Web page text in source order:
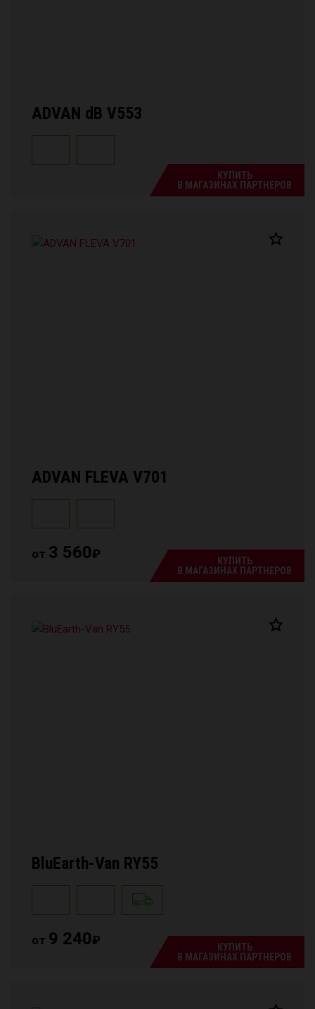
ADVAN dB V553
КУПИТЬ
В МАГАЗИНАХ ПАРТНЕРОВ
ADVAN FLEVA V701
от 3 560₽
КУПИТЬ
В МАГАЗИНАХ ПАРТНЕРОВ
BluEarth-Van RY55
от 9 240₽
КУПИТЬ
В МАГАЗИНАХ ПАРТНЕРОВ